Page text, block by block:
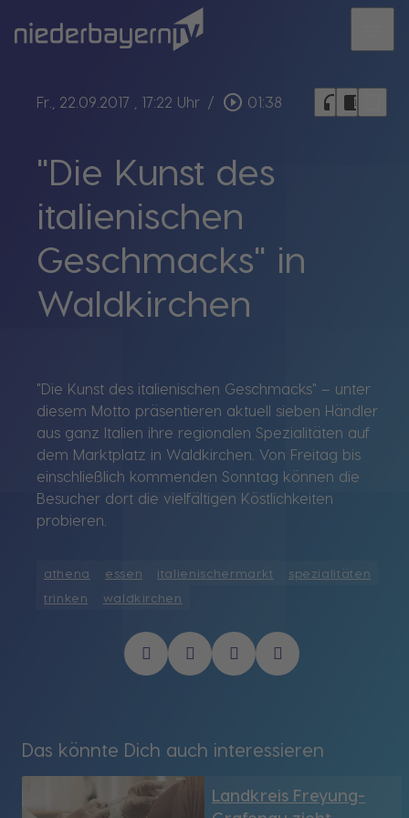
Fr., 22.09.2017 , 17:22 Uhr / play_circle_outline 01:38 headphones chrome_reader_mode
"Die Kunst des
italienischen
Geschmacks" in
Waldkirchen
"Die Kunst des italienischen Geschmacks" – unter
diesem Motto präsentieren aktuell sieben Händler
aus ganz Italien ihre regionalen Spezialitäten auf
dem Marktplatz in Waldkirchen. Von Freitag bis
einschließlich kommenden Sonntag können die
Besucher dort die vielfältigen Köstlichkeiten
probieren.
athena essen italienischermarkt
spezialitäten
trinken
waldkirchen
Das könnte Dich auch interessieren
Landkreis Freyung-